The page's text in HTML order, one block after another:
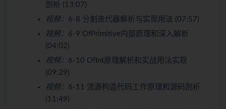
剖析 (13:07)
视频： 6-8 分割迭代器解析与实现用法 (07:57)
视频： 6-9 OfPrimitive内部原理和深入解析
(04:02)
视频： 6-10 OfInt原理解析和实战用法实现
(09:29)
视频： 6-11 流源构造代码工作原理和源码剖析
(11:49)